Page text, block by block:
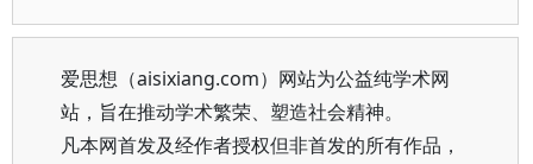
爱思想（aisixiang.com）网站为公益纯学术网
站，旨在推动学术繁荣、塑造社会精神。
凡本网首发及经作者授权但非首发的所有作品，